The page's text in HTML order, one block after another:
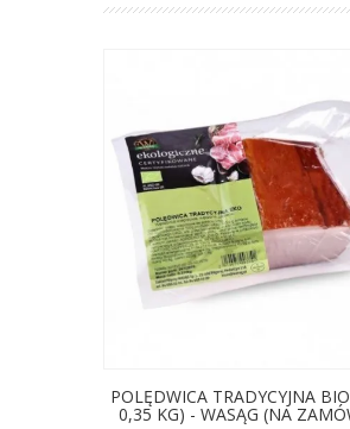
POLĘDWICA TRADYCYJNA
0,35 KG) - WASĄG (NA